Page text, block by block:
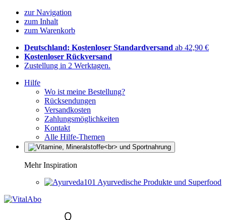
zur Navigation
zum Inhalt
zum Warenkorb
Deutschland: Kostenloser Standardversand ab 42,90 €
Kostenloser Rückversand
Zustellung in 2 Werktagen.
Hilfe
Wo ist meine Bestellung?
Rücksendungen
Versandkosten
Zahlungsmöglichkeiten
Kontakt
Alle Hilfe-Themen
Mehr Inspiration
Ayurvedische Produkte und Superfood